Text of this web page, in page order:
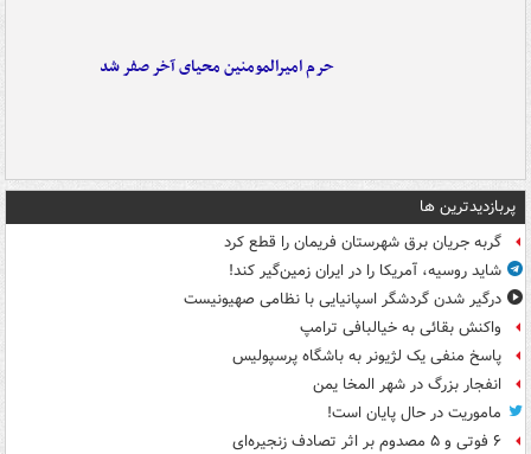
حرم امیرالمومنین محیای آخر صفر شد
پربازدیدترین ها
گربه جریان برق شهرستان فریمان را قطع کرد
شاید روسیه، آمریکا را در ایران زمین‌گیر کند!
درگیر شدن گردشگر اسپانیایی با نظامی صهیونیست
واکنش بقائی به خیالبافی ترامپ
پاسخ منفی یک لژیونر به باشگاه پرسپولیس
انفجار بزرگ در شهر المخا یمن
ماموریت در حال پایان است!
۶ فوتی و ۵ مصدوم بر اثر تصادف زنجیره‌ای